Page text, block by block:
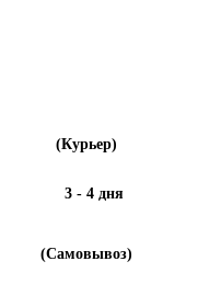
(Курьер)
3 - 4 дня
(Самовывоз)